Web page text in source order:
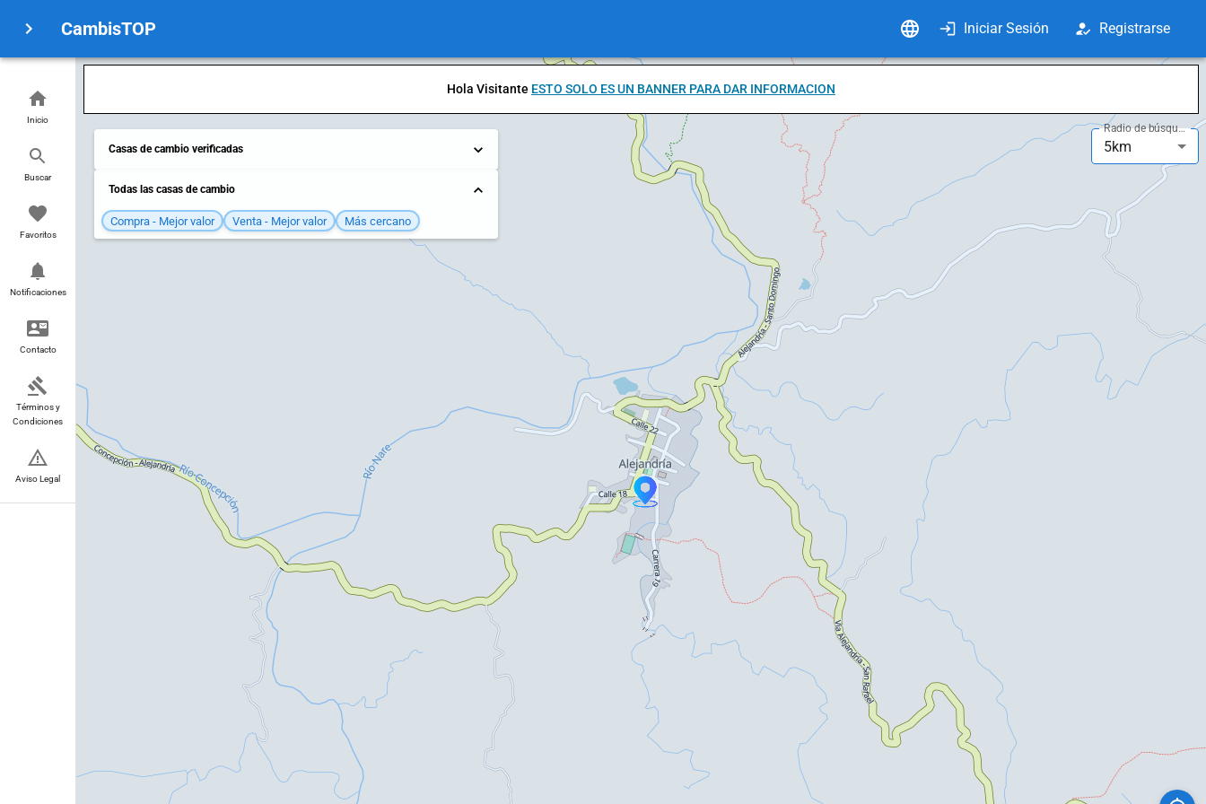
CambisTOP Iniciar Sesión Registrarse
Inicio
Buscar
Favoritos
Notificaciones
Contacto
Términos y
Condiciones
Aviso Legal
Hola Visitante ESTO SOLO ES UN BANNER PARA DAR INFORMACION
Radio de búsqueda
5km
Casas de cambio verificadas
Todas las casas de cambio
Compra - Mejor valor Venta - Mejor valor Más cercano